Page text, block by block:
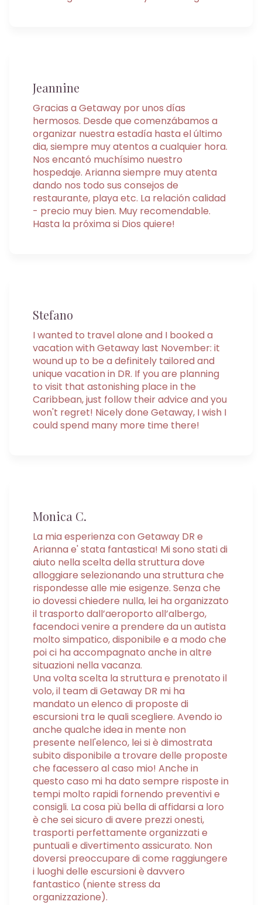
Jeannine
Gracias a Getaway por unos días
hermosos. Desde que comenzábamos a
organizar nuestra estadía hasta el último
dia, siempre muy atentos a cualquier hora.
Nos encantó muchísimo nuestro
hospedaje. Arianna siempre muy atenta
dando nos todo sus consejos de
restaurante, playa etc. La relación calidad
- precio muy bien. Muy recomendable.
Hasta la próxima si Dios quiere!
Stefano
I wanted to travel alone and I booked a
vacation with Getaway last November: it
wound up to be a definitely tailored and
unique vacation in DR. If you are planning
to visit that astonishing place in the
Caribbean, just follow their advice and you
won't regret! Nicely done Getaway, I wish I
could spend many more time there!
Monica C.
La mia esperienza con Getaway DR e
Arianna e' stata fantastica! Mi sono stati di
aiuto nella scelta della struttura dove
alloggiare selezionando una struttura che
rispondesse alle mie esigenze. Senza che
io dovessi chiedere nulla, lei ha organizzato
il trasporto dall’aeroporto all’albergo,
facendoci venire a prendere da un autista
molto simpatico, disponibile e a modo che
poi ci ha accompagnato anche in altre
situazioni nella vacanza.
Una volta scelta la struttura e prenotato il
volo, il team di Getaway DR mi ha
mandato un elenco di proposte di
escursioni tra le quali scegliere. Avendo io
anche qualche idea in mente non
presente nell'elenco, lei si è dimostrata
subito disponibile a trovare delle proposte
che facessero al caso mio! Anche in
questo caso mi ha dato sempre risposte in
tempi molto rapidi fornendo preventivi e
consigli. La cosa più bella di affidarsi a loro
è che sei sicuro di avere prezzi onesti,
trasporti perfettamente organizzati e
puntuali e divertimento assicurato. Non
doversi preoccupare di come raggiungere
i luoghi delle escursioni è davvero
fantastico (niente stress da
organizzazione).